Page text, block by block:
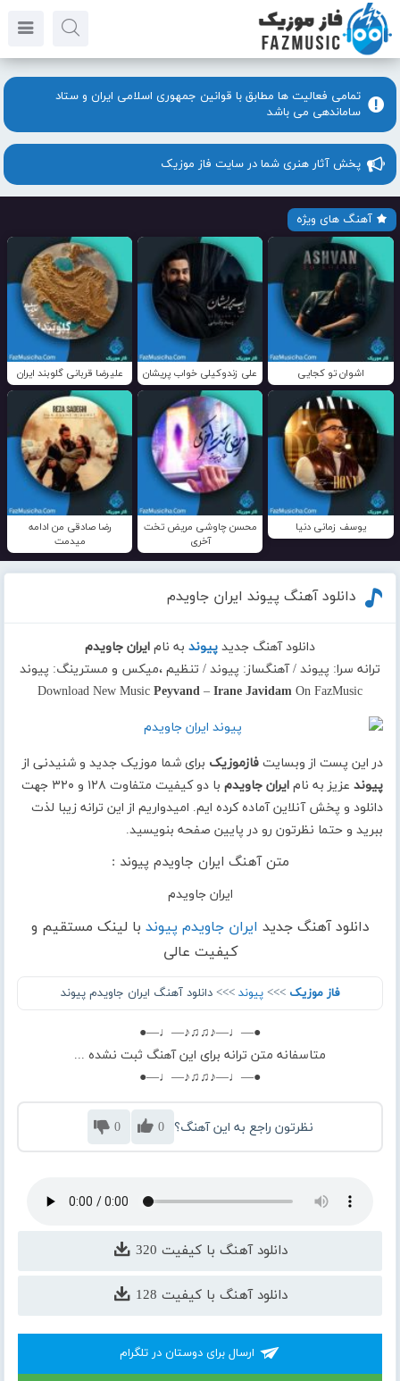
تمامی فعالیت ها مطابق با قوانین جمهوری اسلامی ایران و ستاد
ساماندهی می باشد
پخش آثار هنری شما در سایت فاز موزیک
آهنگ های ویژه
اشوان تو کجایی علی زندوکیلی خواب پریشان علیرضا قربانی گلوبند ایران
یوسف زمانی دنیا
محسن چاوشی مریض تخت
آخری
رضا صادقی من ادامه
میدمت
دانلود آهنگ پیوند ایران جاویدم
دانلود آهنگ جدید پیوند به نام ایران جاویدم
ترانه سرا: پیوند / آهنگساز: پیوند / تنظیم ،میکس و مسترینگ: پیوند
Download New Music Peyvand – Irane Javidam On FazMusic
در این پست از وبسایتفازموزیک برای شما موزیک جدید و شنیدنی از
پیوند عزیز به نامایران جاویدم
با دو کیفیت متفاوت ۱۲۸ و ۳۲۰ جهت
دانلود و پخش آنلاین آماده کرده ایم. امیدواریم از این ترانه زیبا لذت
ببرید و حتما نظرتون رو در پایین صفحه بنویسید.
متن آهنگ ایران جاویدم پیوند :
ایران جاویدم
دانلود آهنگ جدید ایران جاویدم پیوند با لینک مستقیم و
کیفیت عالی
فاز موزیک >>>پیوند >>> دانلود آهنگ ایران جاویدم پیوند
●—♩—♪♫♫♪—♩—●
متاسفانه متن ترانه برای این آهنگ ثبت نشده ...
●—♩—♪♫♫♪—♩—●
نظرتون راجع به این آهنگ؟ 0
0
دانلود آهنگ با کیفیت 320
دانلود آهنگ با کیفیت 128
ارسال برای دوستان در تلگرام